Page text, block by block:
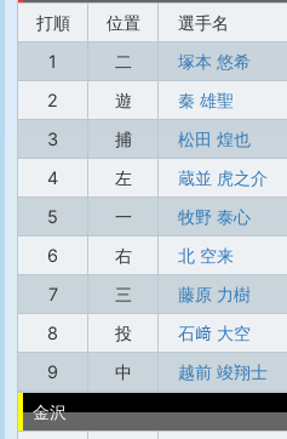
打順
位置 選手名
1
二 塚本 悠希
2
遊 秦 雄聖
3
捕 松田 煌也
4
左 蔵並 虎之介
5
一 牧野 泰心
6
右 北 空来
7
三 藤原 力樹
8
投 石﨑 大空
9
中 越前 竣翔士
金沢